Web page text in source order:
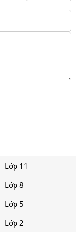
Lớp 11
Lớp 8
Lớp 5
Lớp 2